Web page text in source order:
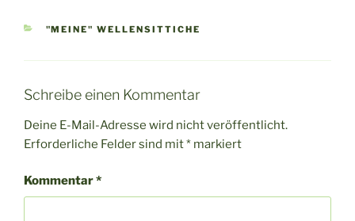
KATEGORIEN
"MEINE" WELLENSITTICHE
Schreibe einen Kommentar
Deine E-Mail-Adresse wird nicht veröffentlicht.
Erforderliche Felder sind mit* markiert
Kommentar*